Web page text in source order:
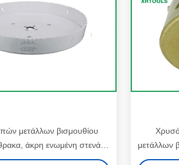
μετάλλων βισμουθίου
άκρη ενωμένη στενά
χρώματος πριονιών
μετάλλων
πριόνι